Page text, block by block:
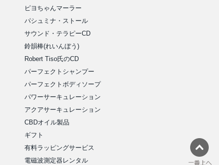
ピヨちゃんマーラー
パシュミナ・ストール
サウンド・テラピーCD
鈴韻棒(れいんぼう)
Robert Tiso氏のCD
パーフェクトシャンプー
パーフェクトボディソープ
パワーサーキュレーション
アクアサーキュレーション
CBDオイル製品
ギフト
有料ラッピングサービス
電磁波測定器レンタル